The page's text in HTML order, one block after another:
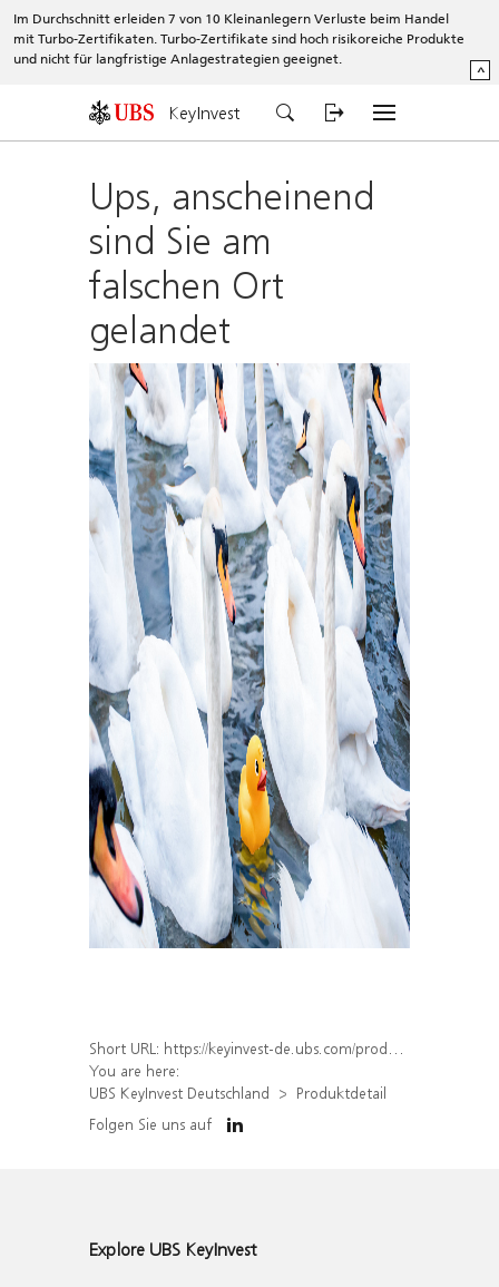
Im Durchschnitt erleiden 7 von 10 Kleinanlegern Verluste beim Handel
mit Turbo-Zertifikaten. Turbo-Zertifikate sind hoch risikoreiche Produkte
und nicht für langfristige Anlagestrategien geeignet.
^
KeyInvest
Ups, anscheinend
sind Sie am
falschen Ort
gelandet
Short URL: https://keyinvest-de.ubs.com/produkt/detail/index/isin/DE000WA8MSQ7
You are here:
UBS KeyInvest Deutschland
Produktdetail
Folgen Sie uns auf
Explore UBS KeyInvest